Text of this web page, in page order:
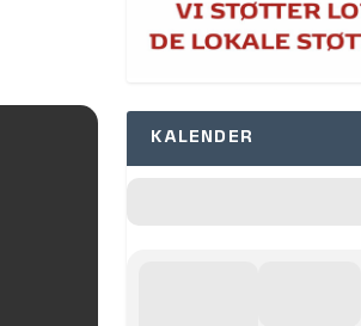
KALENDER